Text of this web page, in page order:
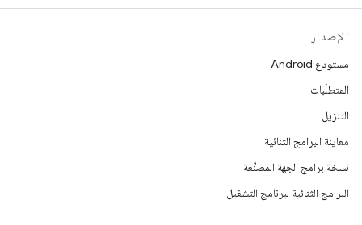
الإصدار
مستودع Android
المتطلّبات
التنزيل
معاينة البرامج الثنائية
نسخة برامج الجهة المصنِّعة
البرامج الثنائية لبرنامج التشغيل